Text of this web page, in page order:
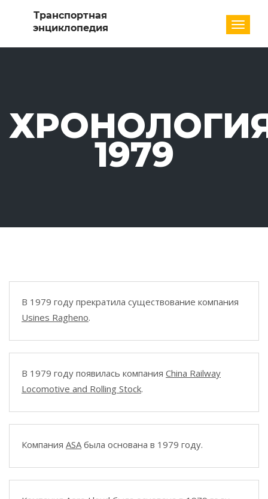
1979
В 1979 году прекратила существование компания
Usines Ragheno.
В 1979 году появилась компания China Railway
Locomotive and Rolling Stock.
Компания ASAбыла основана в 1979 году.